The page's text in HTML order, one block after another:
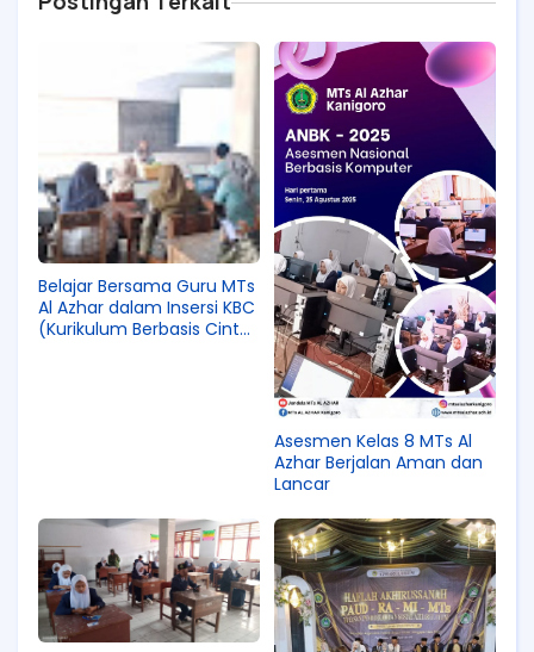
Belajar Bersama Guru MTs
Al Azhar dalam Insersi KBC
(Kurikulum Berbasis Cinta)
Asesmen Kelas 8 MTs Al
Azhar Berjalan Aman dan
Lancar